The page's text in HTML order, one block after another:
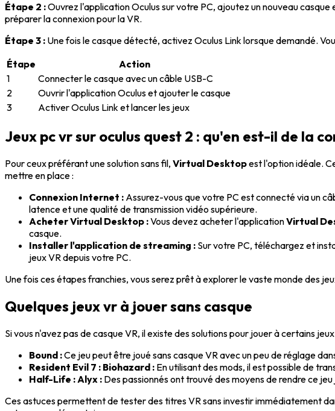
Étape 2 :Ouvrez l'application Oculus sur votre PC, ajoutez un nouveau
préparer la connexion pour la VR.
Étape 3 : Une fois le casque détecté, activez Oculus Link lorsque demandé.
Étape
Action
1
Connecter le casque avec un câble USB-C
2
Ouvrir l'application Oculus et ajouter le casque
3
Activer Oculus Link et lancer les jeux
Jeux pc vr sur oculus quest 2 : qu'en est-il de la
Pour ceux préférant une solution sans fil, Virtual Desktopest l'option idéale.
mettre en place :
Connexion Internet : Assurez-vous que votre PC est connecté via un
latence et une qualité de transmission vidéo supérieure.
Acheter Virtual Desktop :Vous devez acheter l'applicationVirtual
casque.
Installer l'application de streaming : Sur votre PC, téléchargez et
jeux VR depuis votre PC.
Une fois ces étapes franchies, vous serez prêt à explorer le vaste monde des
Quelques jeux vr à jouer sans casque
Si vous n'avez pas de casque VR, il existe des solutions pour jouer à certains
Bound :Ce jeu peut être joué sans casque VR avec un peu de réglage
Resident Evil 7 : Biohazard : En utilisant des mods, il est possible de
Half-Life : Alyx : Des passionnés ont trouvé des moyens de rendre ce
Ces astuces permettent de tester des titres VR sans investir immédiatement